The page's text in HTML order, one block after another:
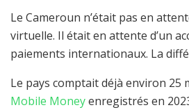
Le Cameroun n’était pas en
virtuelle. Il était en attente d’un
paiements internationaux. La
Le pays comptait déjà environ 25
Mobile Moneyenregistrés en